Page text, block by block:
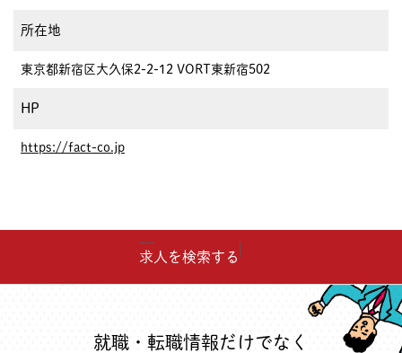
所在地
東京都新宿区大久保2-2-12 VORT東新宿502
HP
https://fact-co.jp
求人を検索する
就職・転職情報だけでなく